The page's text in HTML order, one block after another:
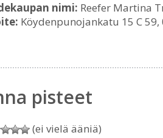
nimi: Reefer Martina
Köydenpunojankatu 15 C
pisteet
(ei vielä ääniä)